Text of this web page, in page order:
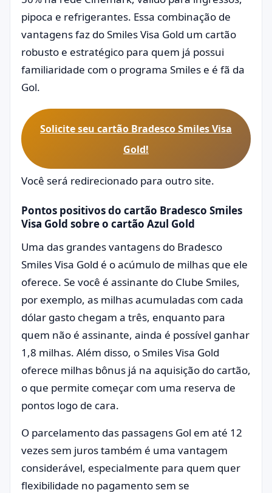
pipoca e refrigerantes. Essa combinação de
vantagens faz do Smiles Visa Gold um cartão
robusto e estratégico para quem já possui
familiaridade com o programa Smiles e é fã da
Gol.
Solicite seu cartão Bradesco Smiles Visa
Gold!
Você será redirecionado para outro site.
Pontos positivos do cartão Bradesco Smiles
Visa Gold sobre o cartão Azul Gold
Uma das grandes vantagens do Bradesco
Smiles Visa Gold é o acúmulo de milhas que ele
oferece. Se você é assinante do Clube Smiles,
por exemplo, as milhas acumuladas com cada
dólar gasto chegam a três, enquanto para
quem não é assinante, ainda é possível ganhar
1,8 milhas. Além disso, o Smiles Visa Gold
oferece milhas bônus já na aquisição do cartão,
o que permite começar com uma reserva de
pontos logo de cara.
O parcelamento das passagens Gol em até 12
vezes sem juros também é uma vantagem
considerável, especialmente para quem quer
flexibilidade no pagamento sem se